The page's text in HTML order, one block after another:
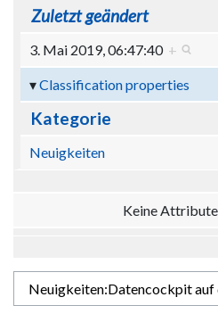
Zuletzt geändert
3. Mai 2019, 06:47:40 +
Classification properties
Kategorie
Neuigkeiten
Keine Attribute